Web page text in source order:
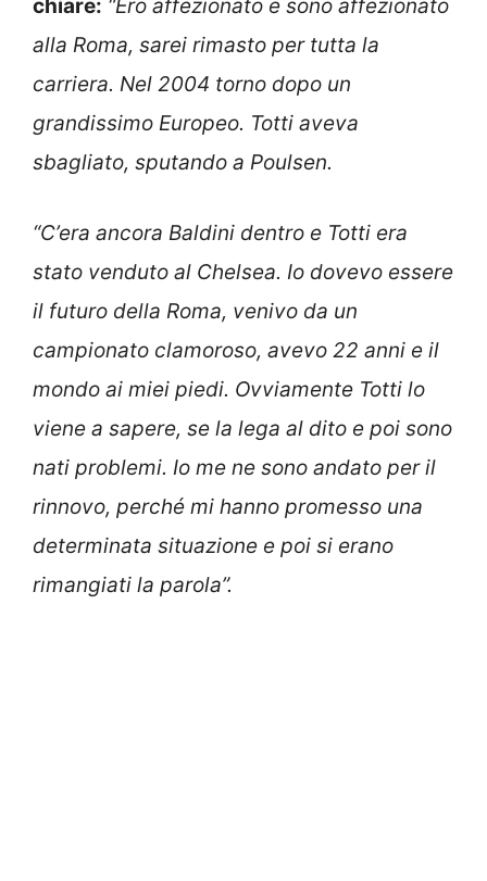
chiare: “Ero affezionato e sono affezionato
alla Roma, sarei rimasto per tutta la
carriera. Nel 2004 torno dopo un
grandissimo Europeo. Totti aveva
sbagliato, sputando a Poulsen.
“C’era ancora Baldini dentro e Totti era
stato venduto al Chelsea. Io dovevo essere
il futuro della Roma, venivo da un
campionato clamoroso, avevo 22 anni e il
mondo ai miei piedi. Ovviamente Totti lo
viene a sapere, se la lega al dito e poi sono
nati problemi. Io me ne sono andato per il
rinnovo, perché mi hanno promesso una
determinata situazione e poi si erano
rimangiati la parola”.